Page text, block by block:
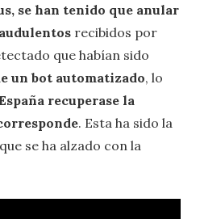
se han tenido que anular
recibidos por
que habían sido
un bot automatizado, lo
recuperase la
. Esta ha sido la
que se ha alzado con la